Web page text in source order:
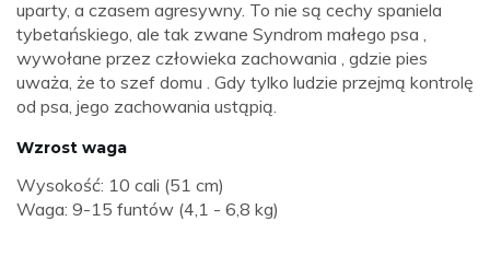
uparty, a czasem agresywny. To nie są cechy spaniela
tybetańskiego, ale tak zwane Syndrom małego psa ,
wywołane przez człowieka zachowania , gdzie pies
uważa, że ​​to szef domu . Gdy tylko ludzie przejmą kontrolę
od psa, jego zachowania ustąpią.
Wzrost waga
Wysokość: 10 cali (51 cm)
Waga: 9-15 funtów (4,1 - 6,8 kg)